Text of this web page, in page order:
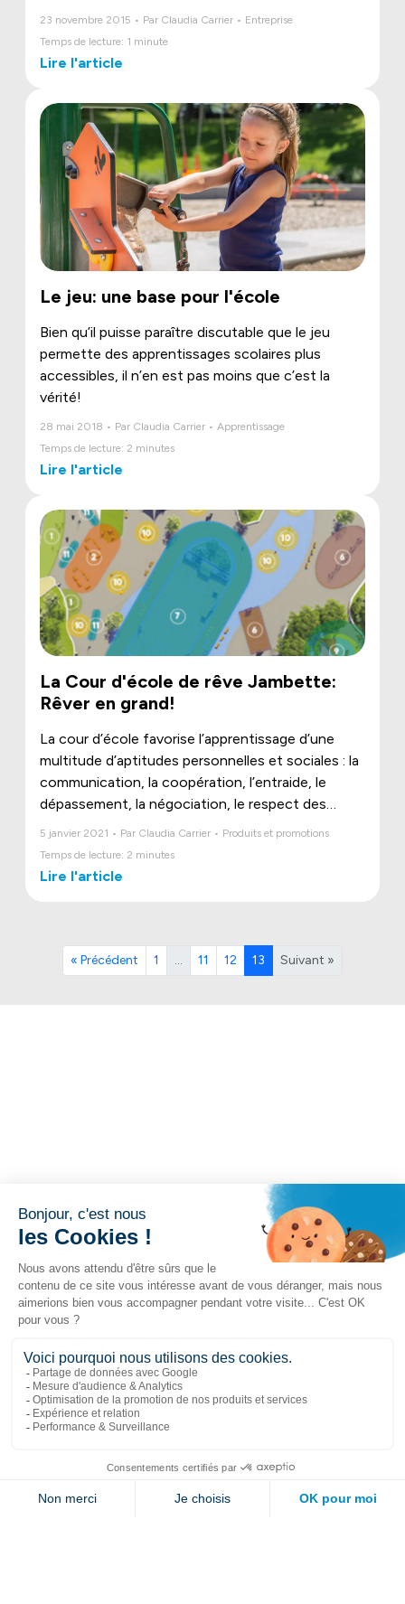
23 novembre 2015 • Par Claudia Carrier • Entreprise
Temps de lecture: 1 minute
Lire l'article
Le jeu: une base pour l'école
Bien qu’il puisse paraître discutable que le jeu
permette des apprentissages scolaires plus
accessibles, il n’en est pas moins que c’est la
vérité!
28 mai 2018 • Par Claudia Carrier • Apprentissage
Temps de lecture: 2 minutes
Lire l'article
La Cour d'école de rêve Jambette:
Rêver en grand!
La cour d’école favorise l’apprentissage d’une
multitude d’aptitudes personnelles et sociales : la
communication, la coopération, l’entraide, le
dépassement, la négociation, le respect des
des lieux qui sauront à la fois les stimuler et les
5 janvier 2021 • Par Claudia Carrier • Produits et promotions
Temps de lecture: 2 minutes
Lire l'article
« Précédent 1 … 11 12 13 Suivant »
Liens populaires
Nous joindre